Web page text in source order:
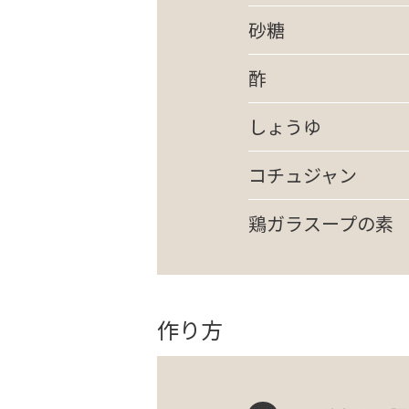
砂糖
酢
しょうゆ
コチュジャン
鶏ガラスープの素
作り方